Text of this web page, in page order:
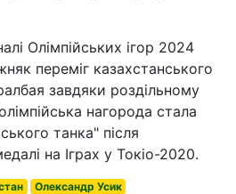
Олімпійських ігор 2024
переміг казахстанського
завдяки роздільному
нагорода стала
танка" після
на Іграх у Токіо-2020.
Олександр Усик